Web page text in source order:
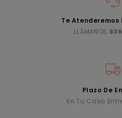
Te Atenderemos
LLÁMANOS
Plazo De
En Tu Casa